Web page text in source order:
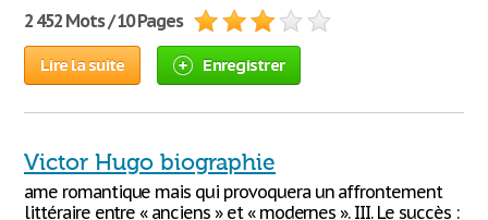
2 452 Mots / 10 Pages
Lire la suite Enregistrer
Victor Hugo biographie
ame romantique mais qui provoquera un affrontement
littéraire entre « anciens » et « modernes ». III. Le succès :